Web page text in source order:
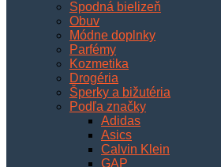
Spodná bielizeň
Obuv
Módne doplnky
Parfémy
Kozmetika
Drogéria
Šperky a bižutéria
Podľa značky
Adidas
Asics
Calvin Klein
GAP